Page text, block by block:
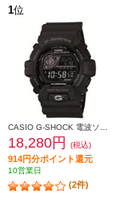
1位
18,280円 (税込)
914円分ポイント還元
10営業日
(2件)